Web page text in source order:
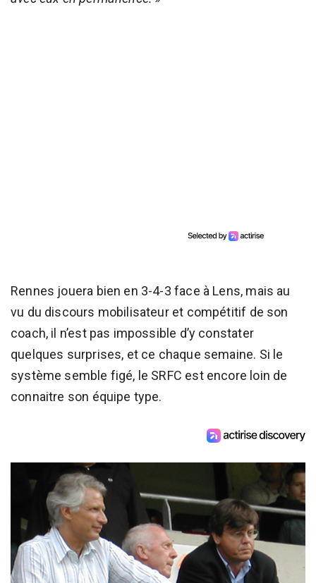
Rennes jouera bien en 3-4-3 face à Lens, mais au
vu du discours mobilisateur et compétitif de son
coach, il n’est pas impossible d’y constater
quelques surprises, et ce chaque semaine. Si le
système semble figé, le SRFC est encore loin de
connaitre son équipe type.